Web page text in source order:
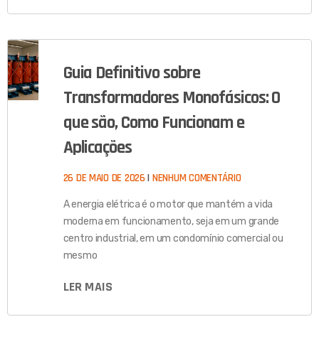
Guia Definitivo sobre
Transformadores Monofásicos: O
que são, Como Funcionam e
Aplicações
26 DE MAIO DE 2026 NENHUM COMENTÁRIO
A energia elétrica é o motor que mantém a vida
moderna em funcionamento, seja em um grande
centro industrial, em um condomínio comercial ou
mesmo
LER MAIS